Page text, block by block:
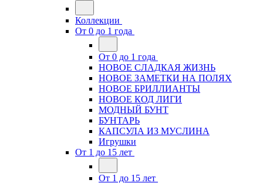
Коллекции
От 0 до 1 года
От 0 до 1 года
НОВОЕ СЛАДКАЯ ЖИЗНЬ
НОВОЕ ЗАМЕТКИ НА ПОЛЯХ
НОВОЕ БРИЛЛИАНТЫ
НОВОЕ КОД ЛИГИ
МОДНЫЙ БУНТ
БУНТАРЬ
КАПСУЛА ИЗ МУСЛИНА
Игрушки
От 1 до 15 лет
От 1 до 15 лет